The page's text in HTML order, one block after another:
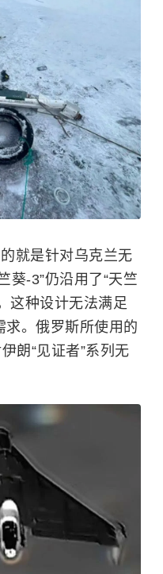
就是针对乌克兰无
葵-3”仍沿用了“天竺
这种设计无法满足
求。俄罗斯所使用的
朗“见证者”系列无